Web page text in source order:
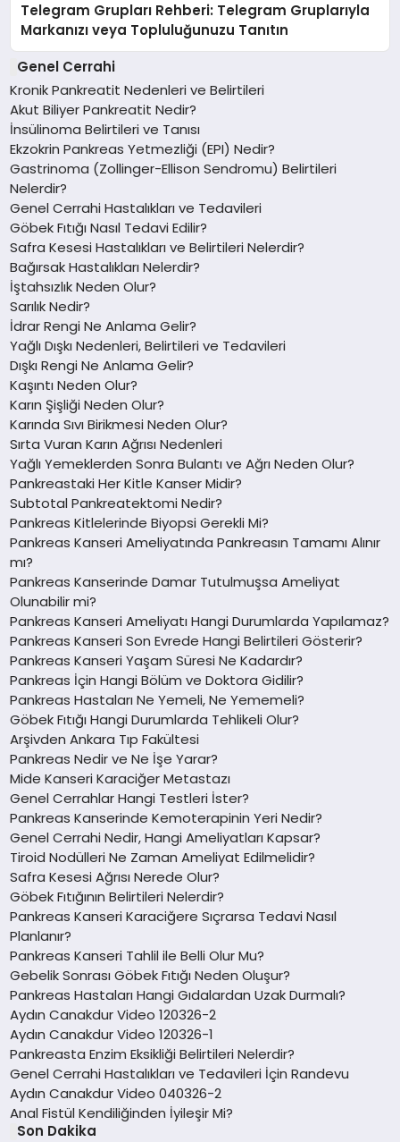
Telegram Grupları Rehberi: Telegram Gruplarıyla
Markanızı veya Topluluğunuzu Tanıtın
Genel Cerrahi
Kronik Pankreatit Nedenleri ve Belirtileri
Akut Biliyer Pankreatit Nedir?
İnsülinoma Belirtileri ve Tanısı
Ekzokrin Pankreas Yetmezliği (EPI) Nedir?
Gastrinoma (Zollinger-Ellison Sendromu) Belirtileri
Nelerdir?
Genel Cerrahi Hastalıkları ve Tedavileri
Göbek Fıtığı Nasıl Tedavi Edilir?
Safra Kesesi Hastalıkları ve Belirtileri Nelerdir?
Bağırsak Hastalıkları Nelerdir?
İştahsızlık Neden Olur?
Sarılık Nedir?
İdrar Rengi Ne Anlama Gelir?
Yağlı Dışkı Nedenleri, Belirtileri ve Tedavileri
Dışkı Rengi Ne Anlama Gelir?
Kaşıntı Neden Olur?
Karın Şişliği Neden Olur?
Karında Sıvı Birikmesi Neden Olur?
Sırta Vuran Karın Ağrısı Nedenleri
Yağlı Yemeklerden Sonra Bulantı ve Ağrı Neden Olur?
Pankreastaki Her Kitle Kanser Midir?
Subtotal Pankreatektomi Nedir?
Pankreas Kitlelerinde Biyopsi Gerekli Mi?
Pankreas Kanseri Ameliyatında Pankreasın Tamamı Alınır
mı?
Pankreas Kanserinde Damar Tutulmuşsa Ameliyat
Olunabilir mi?
Pankreas Kanseri Ameliyatı Hangi Durumlarda Yapılamaz?
Pankreas Kanseri Son Evrede Hangi Belirtileri Gösterir?
Pankreas Kanseri Yaşam Süresi Ne Kadardır?
Pankreas İçin Hangi Bölüm ve Doktora Gidilir?
Pankreas Hastaları Ne Yemeli, Ne Yememeli?
Göbek Fıtığı Hangi Durumlarda Tehlikeli Olur?
Arşivden Ankara Tıp Fakültesi
Pankreas Nedir ve Ne İşe Yarar?
Mide Kanseri Karaciğer Metastazı
Genel Cerrahlar Hangi Testleri İster?
Pankreas Kanserinde Kemoterapinin Yeri Nedir?
Genel Cerrahi Nedir, Hangi Ameliyatları Kapsar?
Tiroid Nodülleri Ne Zaman Ameliyat Edilmelidir?
Safra Kesesi Ağrısı Nerede Olur?
Göbek Fıtığının Belirtileri Nelerdir?
Pankreas Kanseri Karaciğere Sıçrarsa Tedavi Nasıl
Planlanır?
Pankreas Kanseri Tahlil ile Belli Olur Mu?
Gebelik Sonrası Göbek Fıtığı Neden Oluşur?
Pankreas Hastaları Hangi Gıdalardan Uzak Durmalı?
Aydın Canakdur Video 120326-2
Aydın Canakdur Video 120326-1
Pankreasta Enzim Eksikliği Belirtileri Nelerdir?
Genel Cerrahi Hastalıkları ve Tedavileri İçin Randevu
Aydın Canakdur Video 040326-2
Anal Fistül Kendiliğinden İyileşir Mi?
Son Dakika